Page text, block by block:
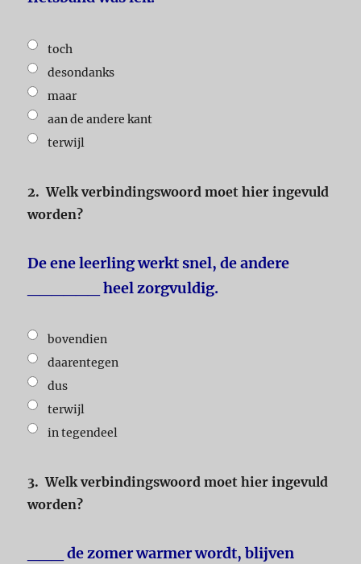
toch
desondanks
maar
aan de andere kant
terwijl
2. Welk verbindingswoord moet hier ingevuld
worden?
De ene leerling werkt snel, de andere
______ heel zorgvuldig.
bovendien
daarentegen
dus
terwijl
in tegendeel
3. Welk verbindingswoord moet hier ingevuld
worden?
___ de zomer warmer wordt, blijven